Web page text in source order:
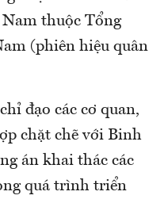
thuộc Tổng
(phiên hiệu quân
đạo các cơ quan,
chặt chẽ với Binh
án khai thác các
quá trình triển